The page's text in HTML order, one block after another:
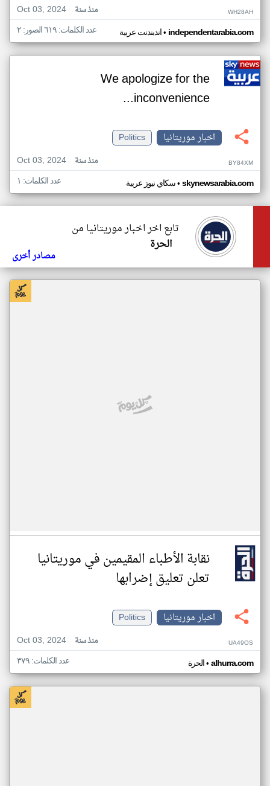
Oct 03, 2024
منذ سنة WH28AH
اندبندنت عربية• independentarabia.com عدد الكلمات: ٦١٩ الصور: ٢
We apologize for the
inconvenience...
اخبار موريتانيا
Politics
Oct 03, 2024
منذ سنة BY84XM
سكاي نيوز عربية• skynewsarabia.com عدد الكلمات: ١
تابع اخر اخبار موريتانيا من
الحرة
مصادر أخرى
نقابة الأطباء المقيمين في موريتانيا
تعلن تعليق إضرابها
اخبار موريتانيا
Politics
Oct 03, 2024
منذ سنة UA49OS
الحرة• alhurra.com عدد الكلمات: ٣٧٩